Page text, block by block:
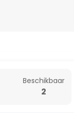
Beschikbaar
2